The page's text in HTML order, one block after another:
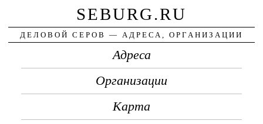
SEBURG.RU
ДЕЛОВОЙ СЕРОВ — АДРЕСА, ОРГАНИЗАЦИИ
Адреса
Организации
Карта